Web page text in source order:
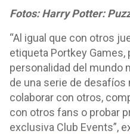
Fotos: Harry Potter:
“Al igual que con otros
etiqueta Portkey Games,
personalidad del mundo
de una serie de
colaborar con otros,
con otros fans o probar
exclusiva Club Events”,